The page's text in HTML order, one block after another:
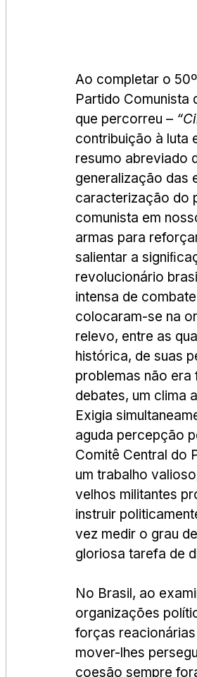
Ao completar o
Partido Comunista
que percorreu –
contribuição à luta
resumo abreviado
generalização das
caracterização do
comunista em
armas para
salientar a
revolucionário
intensa de
colocaram-se na
relevo, entre as
histórica, de suas
problemas não
debates, um clima
Exigia
aguda percepção
Comitê Central do
um trabalho
velhos militantes
instruir
vez medir o grau
gloriosa tarefa de
No Brasil, ao
organizações
forças
mover-lhes
coesão sempre